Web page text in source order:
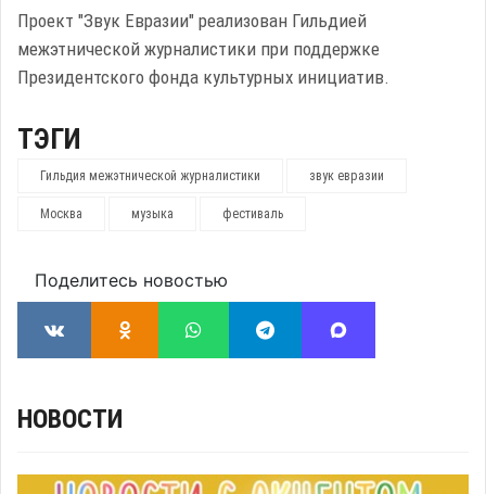
Проект "Звук Евразии" реализован Гильдией
межэтнической журналистики при поддержке
Президентского фонда культурных инициатив.
ТЭГИ
Гильдия межэтнической журналистики звук евразии
Москва музыка фестиваль
Поделитесь новостью
НОВОСТИ